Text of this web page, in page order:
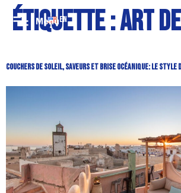
EN
Étiquette :Art
Couchers de Soleil, Saveurs et Brise Océanique: Le Style